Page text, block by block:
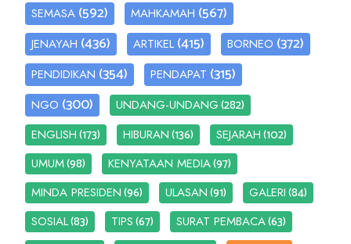
SEMASA (592) MAHKAMAH (567)
JENAYAH (436) ARTIKEL (415) BORNEO (372)
PENDIDIKAN (354) PENDAPAT (315)
NGO (300) UNDANG-UNDANG(282)
ENGLISH(173) HIBURAN(136) SEJARAH(102)
UMUM(98) KENYATAAN MEDIA(97)
MINDA PRESIDEN(96) ULASAN(91) GALERI(84)
SOSIAL(83) TIPS(67) SURAT PEMBACA(63)